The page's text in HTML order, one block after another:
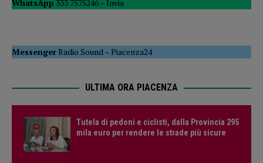
WhatsApp 333 7575246 – Invia
MessengerRadio Sound–Piacenza24
ULTIMA ORA PIACENZA
Tutela di pedoni e ciclisti, dalla Provincia 295
mila euro per rendere le strade più sicure